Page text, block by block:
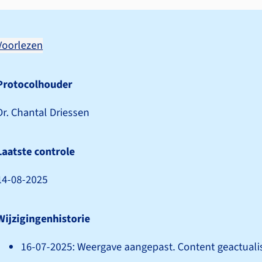
Chantal Driessen
controle
08-2025
16-07-2025: Weergave aangepast. Content